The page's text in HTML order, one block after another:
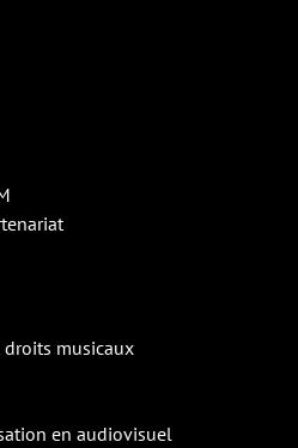
droits musicaux
en audiovisuel